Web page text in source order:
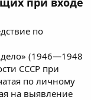
по
(1946—1948
СССР при
по личному
на выявление